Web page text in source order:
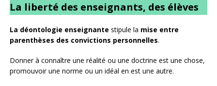
La liberté des enseignants, des élèves
La déontologie enseignante stipule la mise entre
parenthèses des convictions personnelles.
Donner à connaître une réalité ou une doctrine est une chose,
promouvoir une norme ou un idéal en est une autre.